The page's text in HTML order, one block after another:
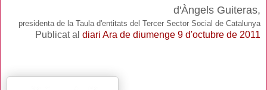
d'Àngels Guiteras,
presidenta de la Taula d'entitats del Tercer Sector Social de Catalunya
Publicat al diari Ara de diumenge 9 d'octubre de 2011